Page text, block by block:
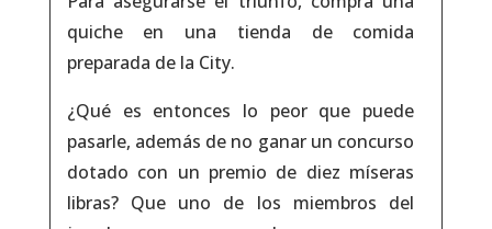
quiche en una tienda de comida
preparada de la City.
¿Qué es entonces lo peor que puede
pasarle, además de no ganar un concurso
dotado con un premio de diez míseras
libras? Que uno de los miembros del